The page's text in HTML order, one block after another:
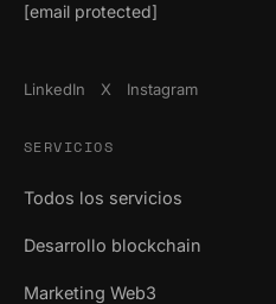
[email protected]
LinkedIn X Instagram
SERVICIOS
Todos los servicios
Desarrollo blockchain
Marketing Web3